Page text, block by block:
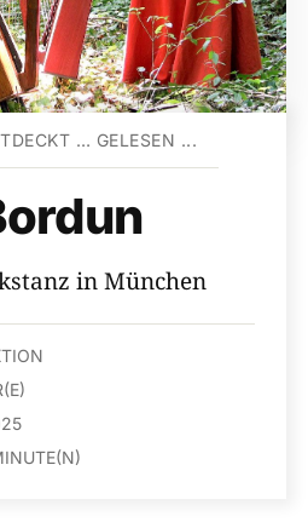
… GELESEN ...
in München